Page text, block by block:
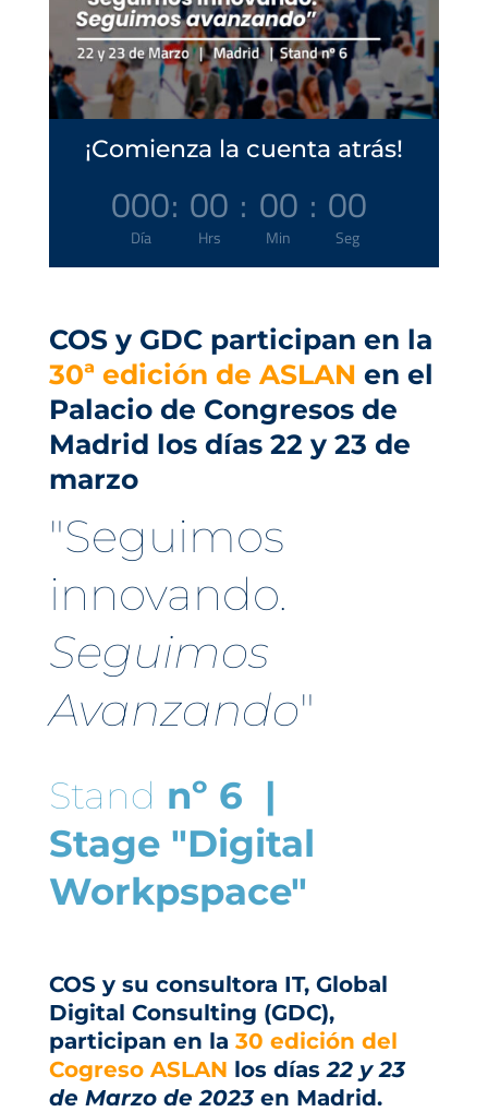
¡Comienza la cuenta atrás!
000
Día
: 00
Hrs
: 00
Min
: 00
Seg
COS y GDC participan en la
30ª edición de ASLAN en el
Palacio de Congresos de
Madrid los días 22 y 23 de
marzo
"Seguimos
innovando.
Seguimos
Avanzando"
Stand nº 6 |
Stage"Digital
Workpspace"
COS y su consultora IT, Global
Digital Consulting (GDC),
participan en la 30 edición del
Cogreso ASLAN los días22 y 23
de Marzo de 2023en Madrid.